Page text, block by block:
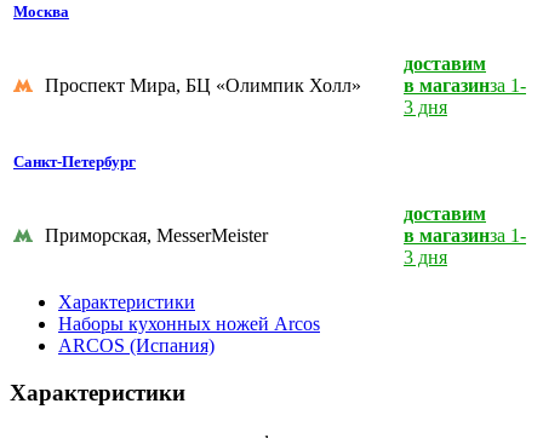
Москва
Проспект Мира, БЦ «Олимпик Холл»
доставим
в магазинза 1-
3 дня
Санкт-Петербург
Приморская, MesserMeister
доставим
в магазинза 1-
3 дня
Характеристики
Наборы кухонных ножей Arcos
ARCOS (Испания)
Характеристики